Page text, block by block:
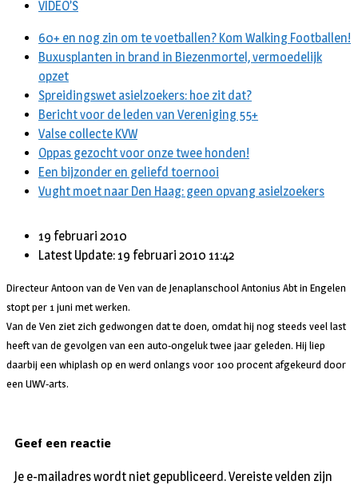
VIDEO’S
60+ en nog zin om te voetballen? Kom Walking Footballen!
Buxusplanten in brand in Biezenmortel, vermoedelijk
opzet
Spreidingswet asielzoekers: hoe zit dat?
Bericht voor de leden van Vereniging 55+
Valse collecte KVW
Oppas gezocht voor onze twee honden!
Een bijzonder en geliefd toernooi
Vught moet naar Den Haag: geen opvang asielzoekers
19 februari 2010
Latest Update: 19 februari 2010 11:42
Directeur Antoon van de Ven van de Jenaplanschool Antonius Abt in Engelen
stopt per 1 juni met werken.
Van de Ven ziet zich gedwongen dat te doen, omdat hij nog steeds veel last
heeft van de gevolgen van een auto-ongeluk twee jaar geleden. Hij liep
daarbij een whiplash op en werd onlangs voor 100 procent afgekeurd door
een UWV-arts.
Geef een reactie
Je e-mailadres wordt niet gepubliceerd.Vereiste velden zijn